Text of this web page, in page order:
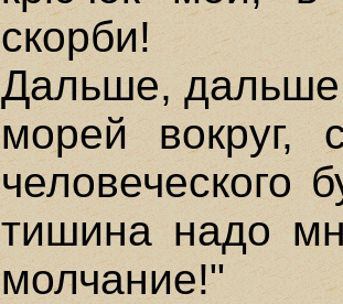
скорби!
Дальше,
морей вокруг,
человеческого
тишина надо
молчание!"